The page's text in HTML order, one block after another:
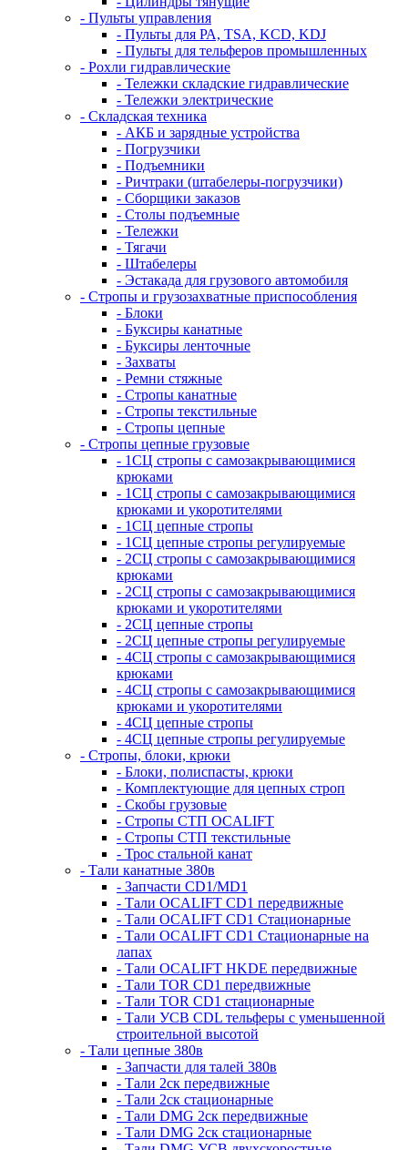
- Пульты управления
- Пульты для РА, TSA, KCD, KDJ
- Пульты для тельферов промышленных
- Рохли гидравлические
- Тележки складские гидравлические
- Тележки электрические
- Складская техника
- АКБ и зарядные устройства
- Погрузчики
- Подъемники
- Ричтраки (штабелеры-погрузчики)
- Сборщики заказов
- Столы подъемные
- Тележки
- Тягачи
- Штабелеры
- Эстакада для грузового автомобиля
- Стропы и грузозахватные приспособления
- Блоки
- Буксиры канатные
- Буксиры ленточные
- Захваты
- Ремни стяжные
- Стропы канатные
- Стропы текстильные
- Стропы цепные
- Стропы цепные грузовые
- 1СЦ стропы с самозакрывающимися
крюками
- 1СЦ стропы с самозакрывающимися
крюками и укоротителями
- 1СЦ цепные стропы
- 1СЦ цепные стропы регулируемые
- 2СЦ стропы с самозакрывающимися
крюками
- 2СЦ стропы с самозакрывающимися
крюками и укоротителями
- 2СЦ цепные стропы
- 2СЦ цепные стропы регулируемые
- 4СЦ стропы с самозакрывающимися
крюками
- 4СЦ стропы с самозакрывающимися
крюками и укоротителями
- 4СЦ цепные стропы
- 4СЦ цепные стропы регулируемые
- Стропы, блоки, крюки
- Блоки, полиспасты, крюки
- Комплектующие для цепных строп
- Скобы грузовые
- Стропы СТП OCALIFT
- Стропы СТП текстильные
- Трос стальной канат
- Тали канатные 380в
- Запчасти CD1/MD1
- Тали OCALIFT CD1 передвижные
- Тали OCALIFT CD1 Стационарные
- Тали OCALIFT CD1 Стационарные на
лапах
- Тали OCALIFT HKDE передвижные
- Тали TOR CD1 передвижные
- Тали TOR CD1 стационарные
- Тали УСВ CDL тельферы с уменьшенной
строительной высотой
- Тали цепные 380в
- Запчасти для талей 380в
- Тали 2ск передвижные
- Тали 2ск стационарные
- Тали DMG 2ск передвижные
- Тали DMG 2ск стационарные